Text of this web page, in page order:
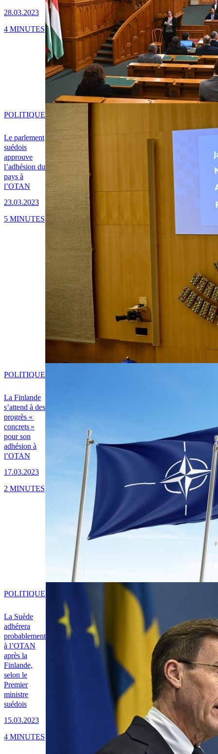
28.03.2023
4 MINUTES
Le parlement
suédois
approuve
l’adhésion du
pays à
l’OTAN
23.03.2023
POLITIQUE
5 MINUTES
La Finlande
s’attend à des
progrès «
concrets »
pour son
adhésion à
l’OTAN
17.03.2023
POLITIQUE
2 MINUTES
La Suède
adhérera
probablement
à l’OTAN
après la
Finlande,
selon le
Premier
ministre
suédois
15.03.2023
POLITIQUE
4 MINUTES